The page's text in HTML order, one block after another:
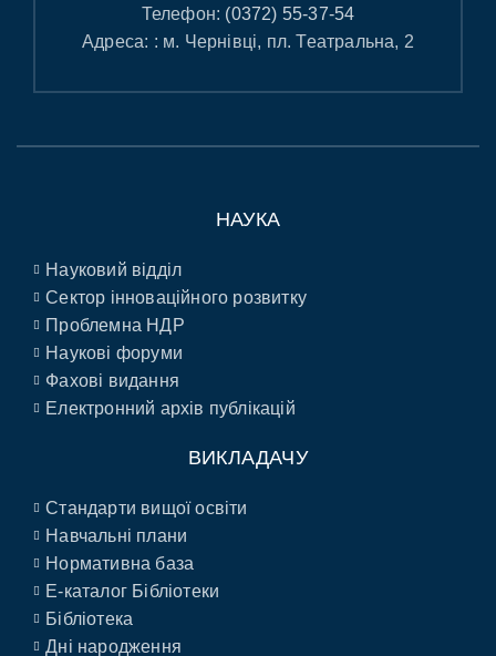
Телефон: (0372) 55-37-54
Адреса: : м. Чернівці, пл. Театральна, 2
НАУКА
Науковий відділ
Сектор інноваційного розвитку
Проблемна НДР
Наукові форуми
Фахові видання
Електронний архів публікацій
ВИКЛАДАЧУ
Стандарти вищої освіти
Навчальні плани
Нормативна база
E-каталог Бібліотеки
Бібліотека
Дні народження